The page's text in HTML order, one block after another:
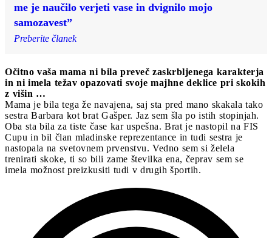
me je naučilo verjeti vase in dvignilo mojo
samozavest”
Preberite članek
Očitno vaša mama ni bila preveč zaskrbljenega karakterja
in ni imela težav opazovati svoje majhne deklice pri skokih
z višin …
Mama je bila tega že navajena, saj sta pred mano skakala tako
sestra Barbara kot brat Gašper. Jaz sem šla po istih stopinjah.
Oba sta bila za tiste čase kar uspešna. Brat je nastopil na FIS
Cupu in bil član mladinske reprezentance in tudi sestra je
nastopala na svetovnem prvenstvu. Vedno sem si želela
trenirati skoke, ti so bili zame številka ena, čeprav sem se
imela možnost preizkusiti tudi v drugih športih.